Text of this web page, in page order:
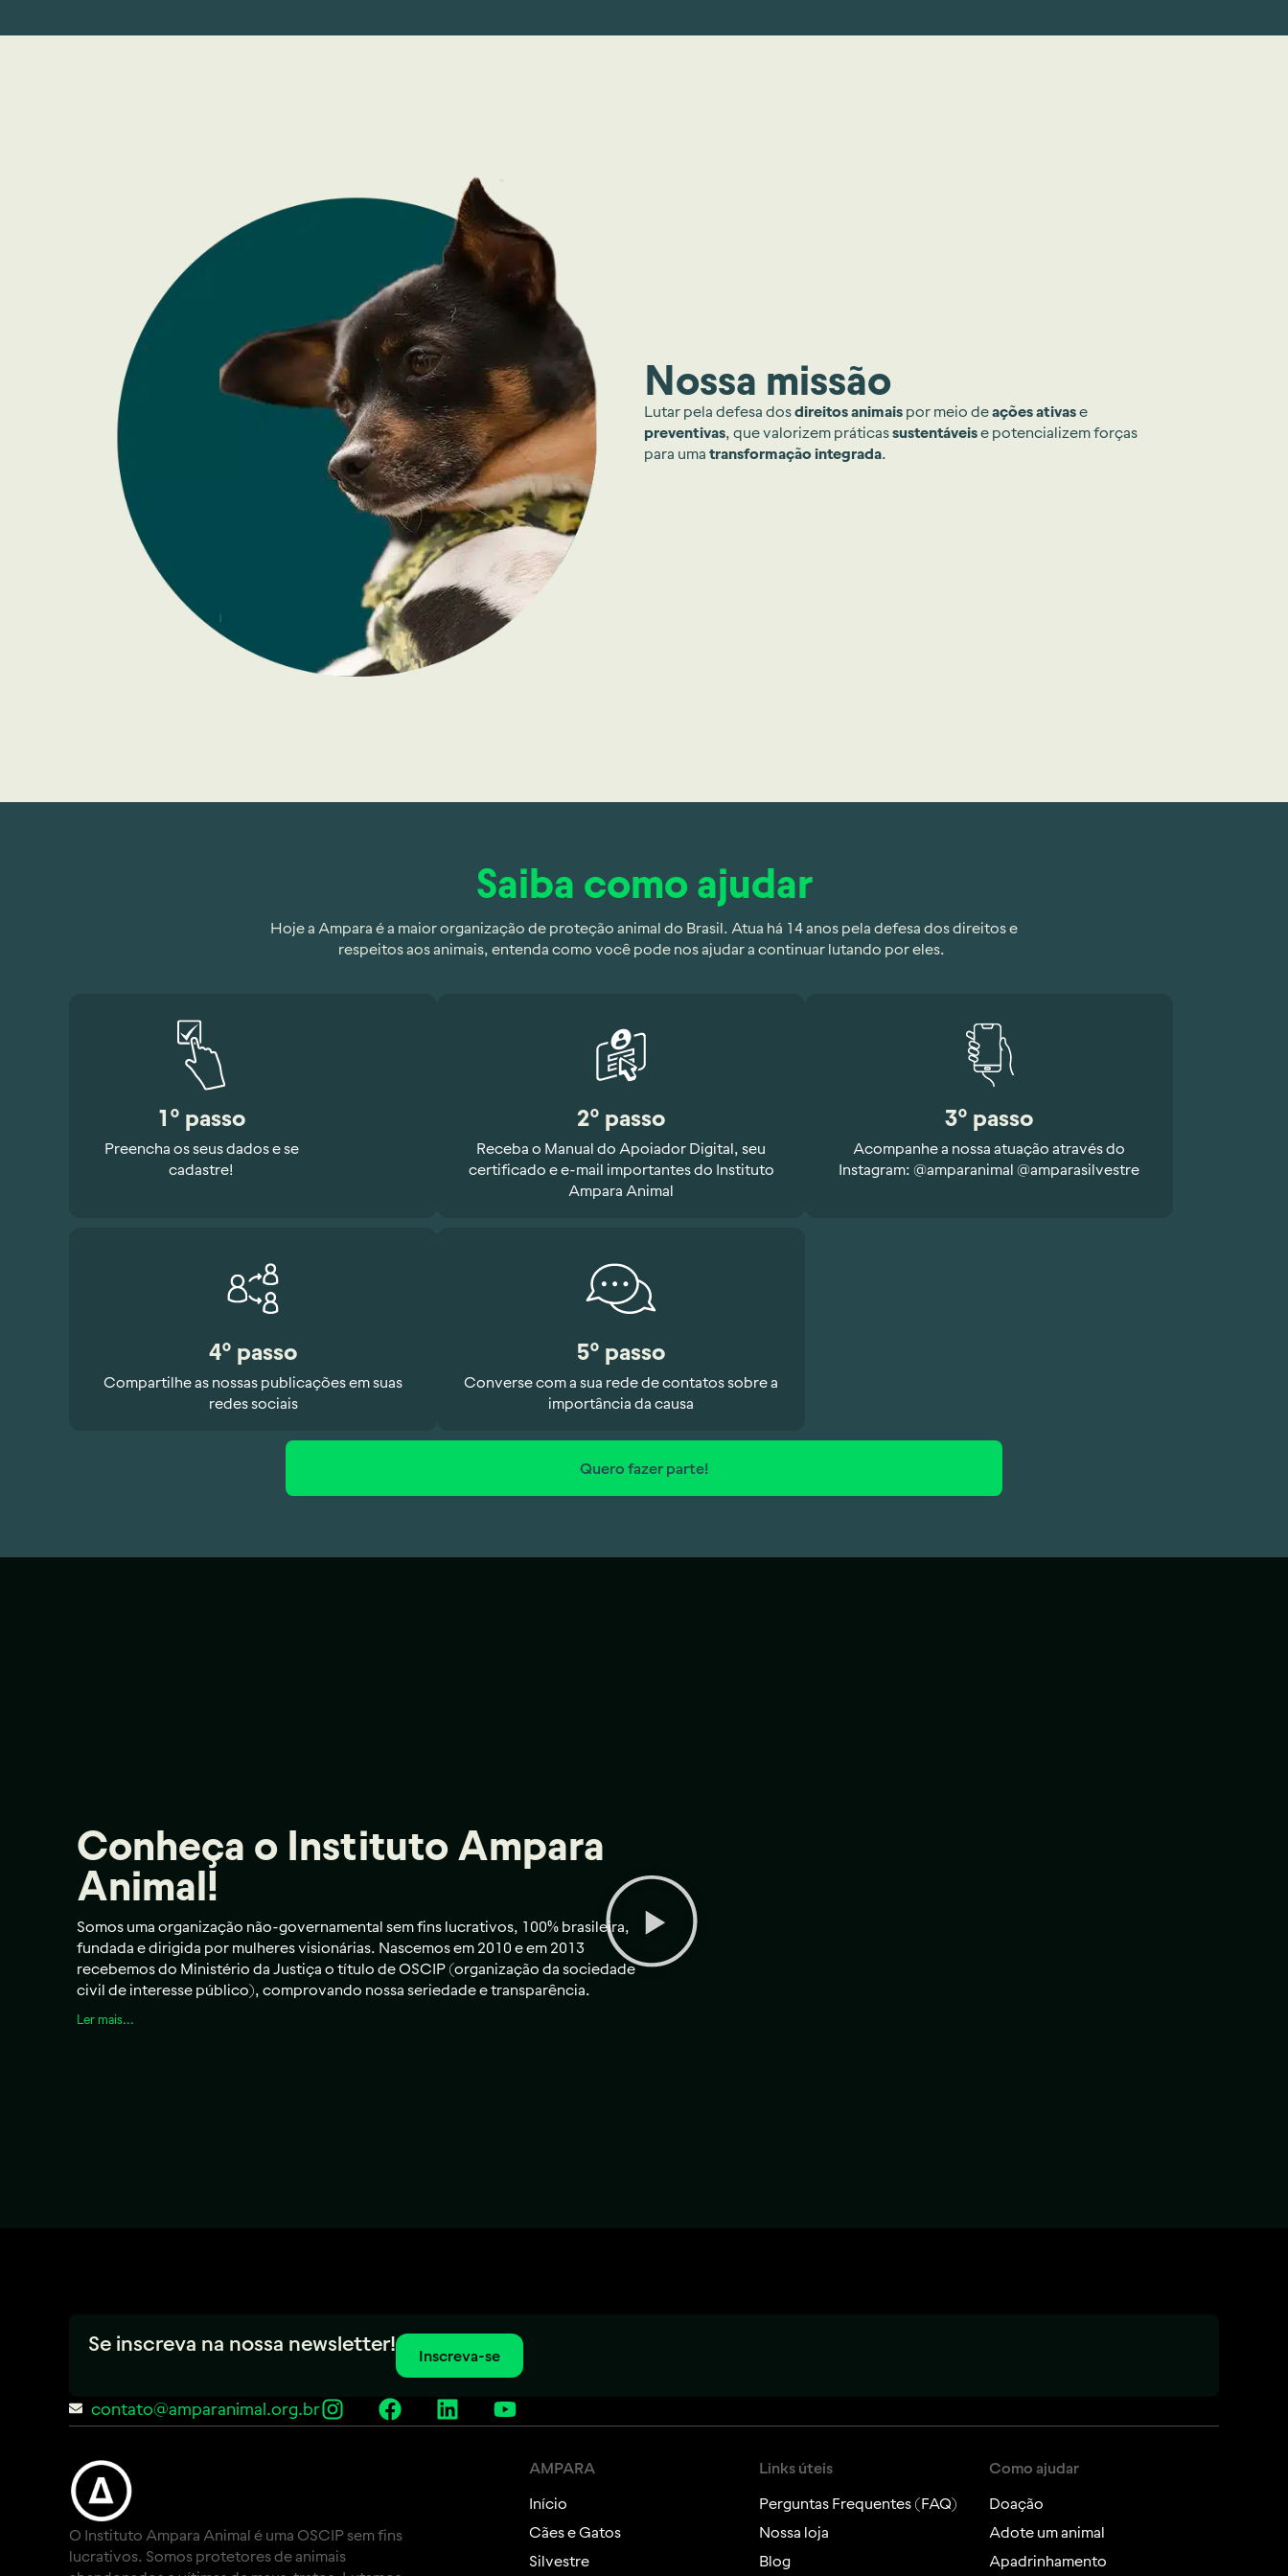
Nossa missão
Lutar pela defesa dosdireitos animais por meio deações ativase
preventivas, que valorizem práticassustentáveise potencializem forças
para uma transformação integrada.
Saiba como ajudar
Hoje a Ampara é a maior organização de proteção animal do Brasil. Atua há 14 anos pela defesa dos direitos e
respeitos aos animais, entenda como você pode nos ajudar a continuar lutando por eles.
1º passo
Preencha os seus dados e se
cadastre!
2º passo
Receba o Manual do Apoiador Digital, seu
certificado e e-mail importantes do Instituto
Ampara Animal
3º passo
Acompanhe a nossa atuação através do
Instagram: @amparanimal @amparasilvestre
4º passo
Compartilhe as nossas publicações em suas
redes sociais
5º passo
Converse com a sua rede de contatos sobre a
importância da causa
Quero fazer parte!
Conheça o Instituto Ampara
Animal!​
Somos uma organização não-governamental sem fins lucrativos, 100% brasileira,
fundada e dirigida por mulheres visionárias. Nascemos em 2010 e em 2013
recebemos do Ministério da Justiça o título de OSCIP (organização da sociedade
civil de interesse público), comprovando nossa seriedade e transparência.
Ler mais...
Se inscreva na nossa newsletter! Inscreva-se
contato@amparanimal.org.br
O Instituto Ampara Animal é uma OSCIP sem fins
lucrativos. Somos protetores de animais
AMPARA
Início
Cães e Gatos
Silvestre
Links úteis
Perguntas Frequentes (FAQ)
Nossa loja
Blog
Como ajudar
Doação
Adote um animal
Apadrinhamento